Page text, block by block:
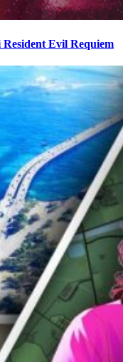
Evil Requiem